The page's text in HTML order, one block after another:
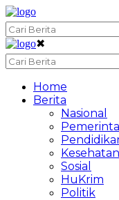
✖
Home
Berita
Nasional
Kesehatan
Sosial
HuKrim
Politik